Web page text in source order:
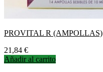
PROVITAL R (AMPOLLAS)
Precio
21,84 €
Añadir al carrito